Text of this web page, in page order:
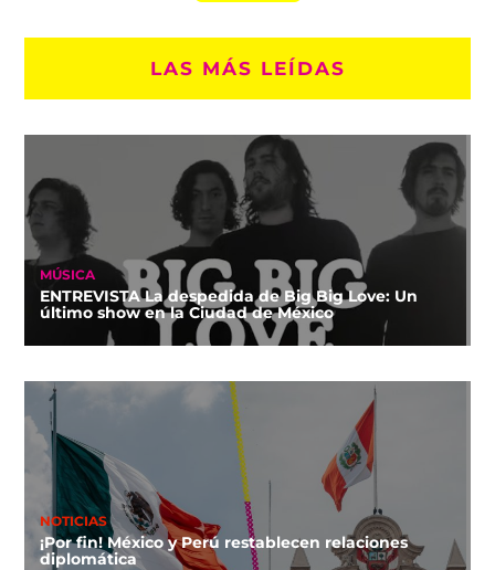
LAS MÁS LEÍDAS
MÚSICA
ENTREVISTA La despedida de Big Big Love: Un
último show en la Ciudad de México
NOTICIAS
¡Por fin! México y Perú restablecen relaciones
diplomática